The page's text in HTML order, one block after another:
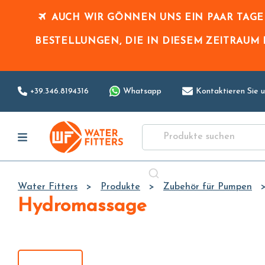
AUCH WIR GÖNNEN UNS EIN PAAR
BESTELLUNGEN, DIE IN DIESEM ZEITRAUM
+39.346.8194316 Whatsapp Kontaktieren Sie
Water Fitters Produkte Zubehör für Pumpen
Hydromassage